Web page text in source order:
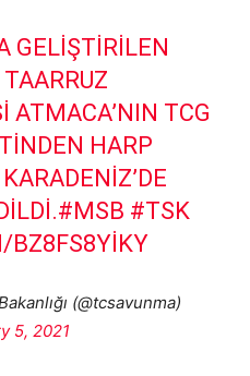
GELIŞTIRILEN
ATMACA’NIN TCG
HARP
#MSB #TSK
BZ8FS8YIKY
(@tcsavunma)
5, 2021